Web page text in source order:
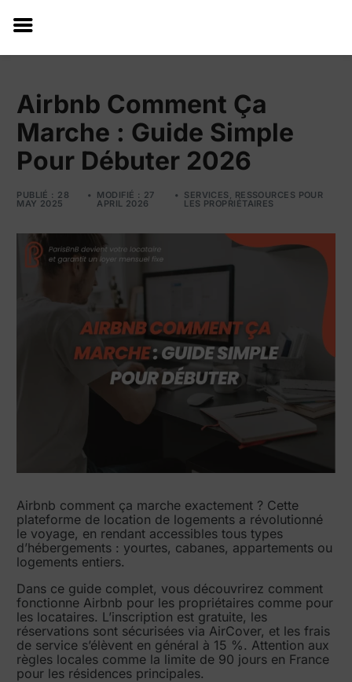
Airbnb Comment Ça
Marche : Guide Simple
Pour Débuter 2026
PUBLIÉ : 28
MAY 2025
MODIFIÉ : 27
APRIL 2026
SERVICES, RESSOURCES POUR
LES PROPRIÉTAIRES
Airbnb comment ça marche exactement ? Cette
plateforme de location de logements a révolutionné
le voyage, en rendant accessibles tous types
d’hébergements : yourtes, cabanes, appartements ou
logements entiers.
Dans ce guide complet, vous découvrirez comment
fonctionne Airbnb pour les propriétaires comme pour
les locataires. L’inscription est gratuite, les
réservations sont sécurisées via AirCover, et les frais
de service s’élèvent en général à 15 %. Attention aux
règles locales comme la limite de 90 jours en France
pour les résidences principales.